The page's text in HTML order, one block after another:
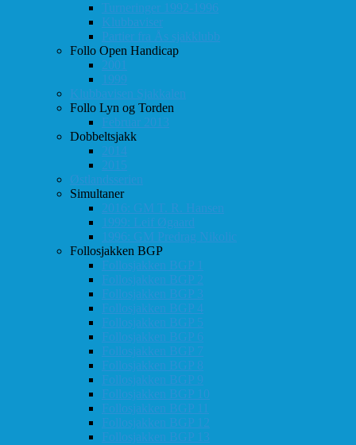
Turneringer 1992-1996
Klubbaviser
Partier fra Ås sjakklubb
Follo Open Handicap
2001
1999
Klubbavisen Sjakkalen
Follo Lyn og Torden
Februar 2013
Dobbeltsjakk
2014
2015
Østlandsserien
Simultaner
2016: GM T. R. Hansen
1999: Leif Øgaard
1996: GM Predrag Nikolic
Follosjakken BGP
Follosjakken BGP 1
Follosjakken BGP 2
Follosjakken BGP 3
Follosjakken BGP 4
Follosjakken BGP 5
Follosjakken BGP 6
Follosjakken BGP 7
Follosjakken BGP 8
Follosjakken BGP 9
Follosjakken BGP 10
Follosjakken BGP 11
Follosjakken BGP 12
Follosjakken BGP 13